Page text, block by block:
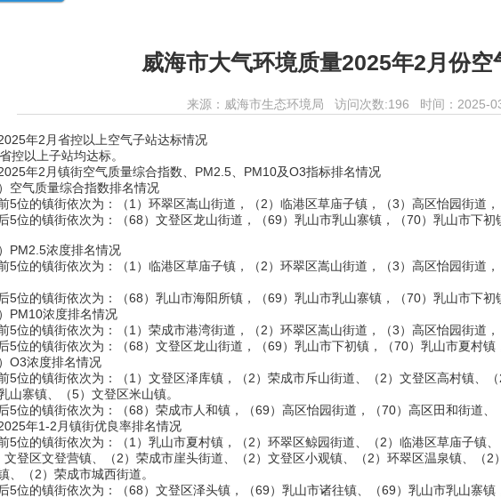
威海市大气环境质量2025年2月份空
来源： 威海市生态环境局 访问次数:196 时间：2025-
年2月省控以上空气子站达标情况
控以上子站均达标。
年2月镇街空气质量综合指数、PM2.5、PM10及O3指标排名情况
）空气质量综合指数排名情况
5位的镇街依次为：（1）环翠区嵩山街道，（2）临港区草庙子镇，（3）高区怡园街道
5位的镇街依次为：（68）文登区龙山街道，（69）乳山市乳山寨镇，（70）乳山市下初
）PM2.5浓度排名情况
5位的镇街依次为：（1）临港区草庙子镇，（2）环翠区嵩山街道，（3）高区怡园街道
5位的镇街依次为：（68）乳山市海阳所镇，（69）乳山市乳山寨镇，（70）乳山市下初
）PM10浓度排名情况
5位的镇街依次为：（1）荣成市港湾街道，（2）环翠区嵩山街道，（3）高区怡园街道
5位的镇街依次为：（68）文登区龙山街道，（69）乳山市下初镇，（70）乳山市夏村镇
）O3浓度排名情况
5位的镇街依次为：（1）文登区泽库镇，（2）荣成市斥山街道、（2）文登区高村镇、
山寨镇、（5）文登区米山镇。
5位的镇街依次为：（68）荣成市人和镇，（69）高区怡园街道，（70）高区田和街道、
年1-2月镇街优良率排名情况
5位的镇街依次为：（1）乳山市夏村镇，（2）环翠区鲸园街道、（2）临港区草庙子镇
文登区文登营镇、（2）荣成市崖头街道、（2）文登区小观镇、（2）环翠区温泉镇、（
、（2）荣成市城西街道。
5位的镇街依次为：（68）文登区泽头镇，（69）乳山市诸往镇、（69）乳山市乳山寨镇